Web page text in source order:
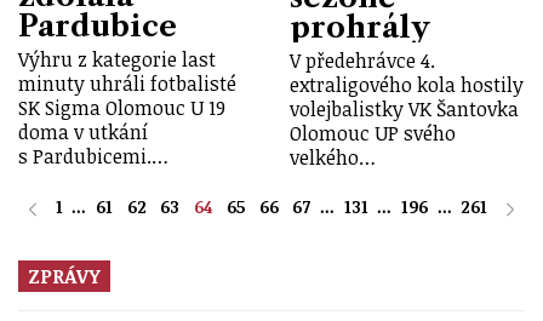
Pardubice
Výhru z kategorie last
minuty uhráli fotbalisté
SK Sigma Olomouc U 19
doma v utkání
s Pardubicemi.…
prohrály
V předehrávce 4.
extraligového kola hostily
volejbalistky VK Šantovka
Olomouc UP svého
velkého…
1 ... 61 62 63 64 65 66 67 ... 131 ... 196 ... 261
ZPRÁVY